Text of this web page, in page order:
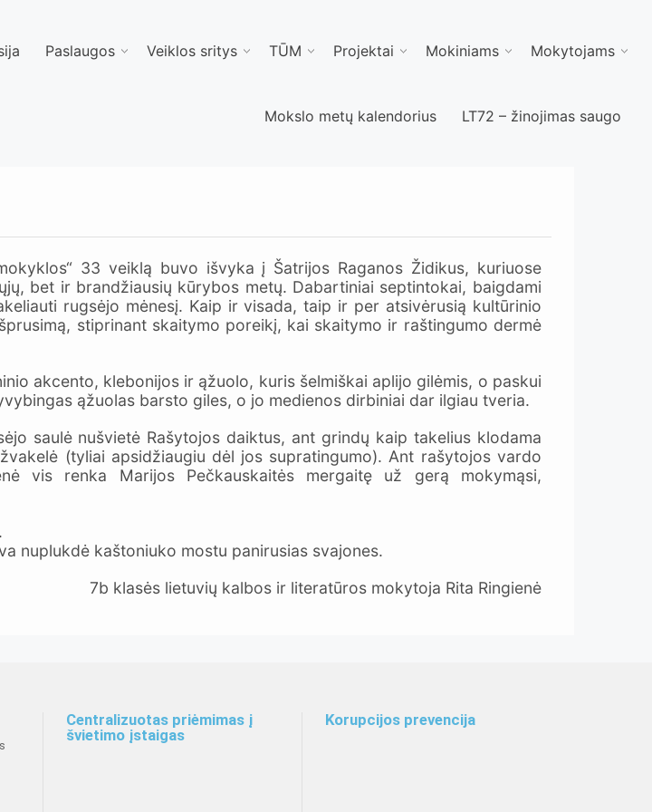
Paslaugos Veiklos sritys TŪM Projektai Mokiniams Mokytojams
Mokslo metų kalendorius LT72 – žinojimas saugo
33 veiklą buvo išvyka į Šatrijos Raganos Židikus, kuriuose
bet ir brandžiausių kūrybos metų. Dabartiniai septintokai, baigdami
rugsėjo mėnesį. Kaip ir visada, taip ir per atsivėrusią kultūrinio
stiprinant skaitymo poreikį, kai skaitymo ir raštingumo dermė
akcento, klebonijos ir ąžuolo, kuris šelmiškai aplijo gilėmis, o paskui
ąžuolas barsto giles, o jo medienos dirbiniai dar ilgiau tveria.
saulė nušvietė Rašytojos daiktus, ant grindų kaip takelius klodama
(tyliai apsidžiaugiu dėl jos supratingumo). Ant rašytojos vardo
vis renka Marijos Pečkauskaitės mergaitę už gerą mokymąsi,
nuplukdė kaštoniuko mostu panirusias svajones.
7b klasės lietuvių kalbos ir literatūros mokytoja Rita Ringienė
Centralizuotas priėmimas į
švietimo įstaigas
Korupcijos prevencija